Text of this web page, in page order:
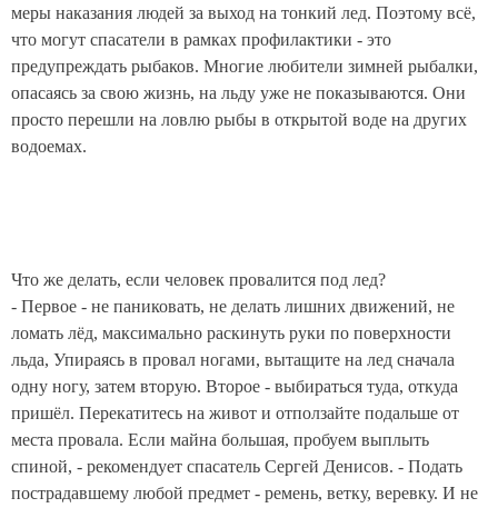
меры наказания людей за выход на тонкий лед. Поэтому всё,
что могут спасатели в рамках профилактики - это
предупреждать рыбаков. Многие любители зимней рыбалки,
опасаясь за свою жизнь, на льду уже не показываются. Они
просто перешли на ловлю рыбы в открытой воде на других
водоемах.
Что же делать, если человек провалится под лед?
- Первое - не паниковать, не делать лишних движений, не
ломать лёд, максимально раскинуть руки по поверхности
льда, Упираясь в провал ногами, вытащите на лед сначала
одну ногу, затем вторую. Второе - выбираться туда, откуда
пришёл. Перекатитесь на живот и отползайте подальше от
места провала. Если майна большая, пробуем выплыть
спиной, - рекомендует спасатель Сергей Денисов. - Подать
пострадавшему любой предмет - ремень, ветку, веревку. И не